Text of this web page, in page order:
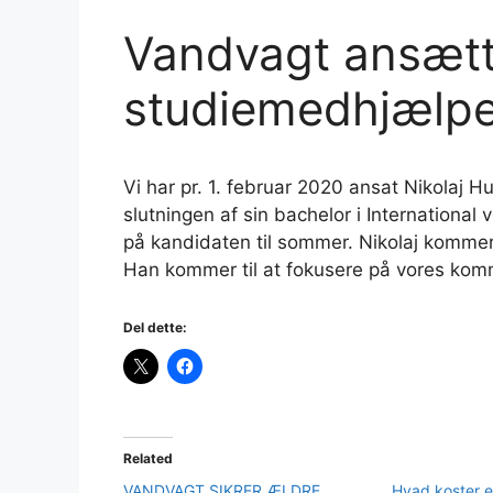
Vandvagt
Vi har pr. 1. februar 2020 ansat Nikolaj
slutningen af sin bachelor i International
på kandidaten til sommer. Nikolaj
Han kommer til at fokusere på vores
Del dette:
Related